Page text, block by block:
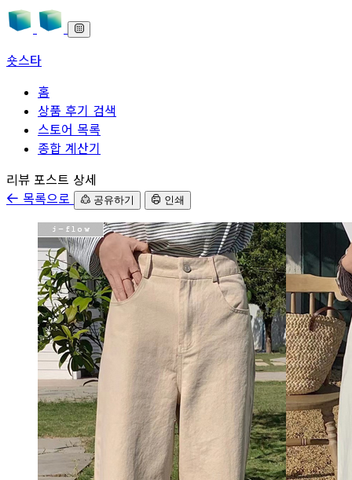
숏스타
홈
상품 후기 검색
스토어 목록
종합 계산기
본문으로 바로가기
리뷰 포스트 상세
목록으로
공유하기 인쇄